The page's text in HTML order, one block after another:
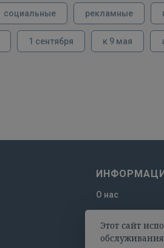
Этот сайт
социальные рекламные
1 сентября к 9 мая
О нас
Оплата и